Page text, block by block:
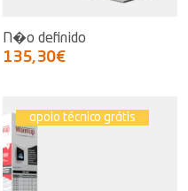
N�o definido
135,30€
apoio técnico grátis